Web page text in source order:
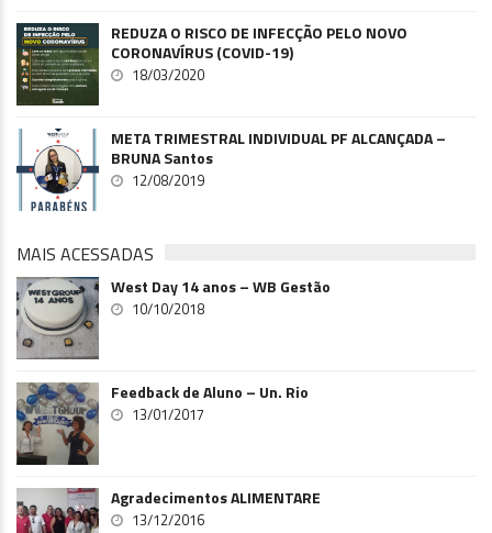
REDUZA O RISCO DE INFECÇÃO PELO NOVO
CORONAVÍRUS (COVID-19)
18/03/2020
META TRIMESTRAL INDIVIDUAL PF ALCANÇADA –
BRUNA Santos
12/08/2019
MAIS ACESSADAS
West Day 14 anos – WB Gestão
10/10/2018
Feedback de Aluno – Un. Rio
13/01/2017
Agradecimentos ALIMENTARE
13/12/2016